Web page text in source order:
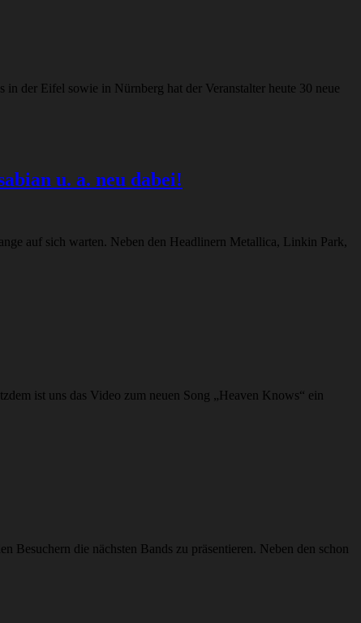
der Eifel sowie in Nürnberg hat der Veranstalter heute 30 neue
u. a. neu dabei!
auf sich warten. Neben den Headlinern Metallica, Linkin Park,
ist uns das Video zum neuen Song „Heaven Knows“ ein
Besuchern die nächsten Bands zu präsentieren. Neben den schon